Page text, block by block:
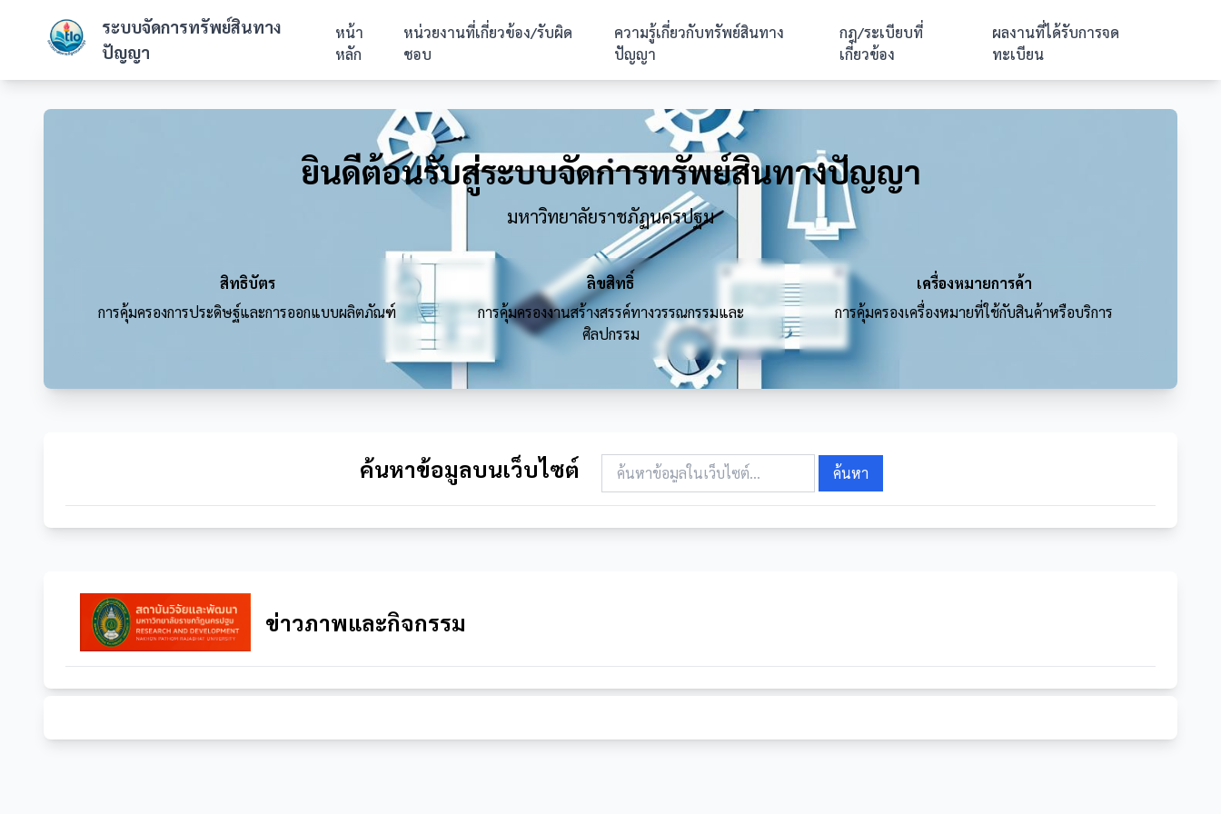
ระบบจัดการทรัพย์สินทาง
ปัญญา
หน้า
หลัก
หน่วยงานที่เกี่ยวข้อง/รับผิด
ชอบ
ความรู้เกี่ยวกับทรัพย์สินทาง
ปัญญา
กฎ/ระเบียบที่
เกี่ยวข้อง
ผลงานที่ได้รับการจด
ทะเบียน
ยินดีต้อนรับสู่ระบบจัดการทรัพย์สินทางปัญญา
มหาวิทยาลัยราชภัฏนครปฐม
สิทธิบัตร
การคุ้มครองการประดิษฐ์และการออกแบบผลิตภัณฑ์
ลิขสิทธิ์
การคุ้มครองงานสร้างสรรค์ทางวรรณกรรมและ
ศิลปกรรม
เครื่องหมายการค้า
การคุ้มครองเครื่องหมายที่ใช้กับสินค้าหรือบริการ
ค้นหาข้อมูลบนเว็บไซต์ ค้นหา
ข่าวภาพและกิจกรรม